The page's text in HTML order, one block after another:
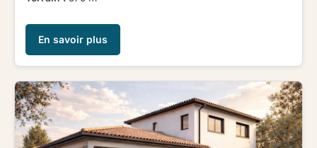
En savoir plus